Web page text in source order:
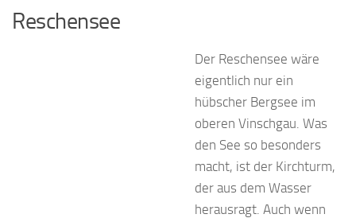
Reschensee
Der Reschensee wäre
eigentlich nur ein
hübscher Bergsee im
oberen Vinschgau. Was
den See so besonders
macht, ist der Kirchturm,
der aus dem Wasser
herausragt. Auch wenn